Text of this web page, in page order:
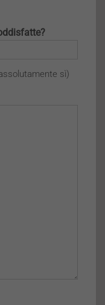
sì)